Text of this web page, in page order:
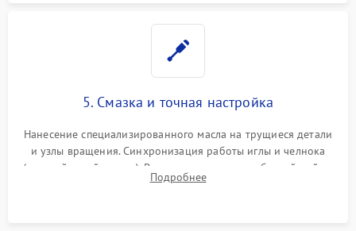
5. Смазка и точная настройка
Нанесение специализированного масла на трущиеся детали
и узлы вращения. Синхронизация работы иглы и челнока
(настройка таймингов). Регулировка высоты зубчатой рейки,
центровка игловодителя и калибровка натяжителей верхней
Подробнее